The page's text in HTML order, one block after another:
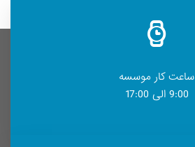
ساعت کار موسسه
9:00 الی 17:00